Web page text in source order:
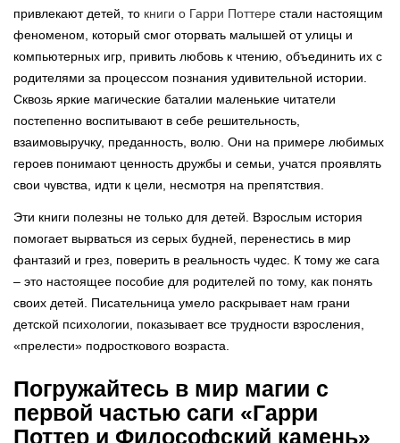
привлекают детей, то книги о Гарри Поттере стали настоящим
феноменом, который смог оторвать малышей от улицы и
компьютерных игр, привить любовь к чтению, объединить их с
родителями за процессом познания удивительной истории.
Сквозь яркие магические баталии маленькие читатели
постепенно воспитывают в себе решительность,
взаимовыручку, преданность, волю. Они на примере любимых
героев понимают ценность дружбы и семьи, учатся проявлять
свои чувства, идти к цели, несмотря на препятствия.
Эти книги полезны не только для детей. Взрослым история
помогает вырваться из серых будней, перенестись в мир
фантазий и грез, поверить в реальность чудес. К тому же сага
– это настоящее пособие для родителей по тому, как понять
своих детей. Писательница умело раскрывает нам грани
детской психологии, показывает все трудности взросления,
«прелести» подросткового возраста.
Погружайтесь в мир магии с
первой частью саги «Гарри
Поттер и Философский камень»